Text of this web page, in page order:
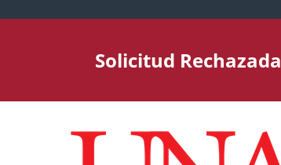
Solicitud Rechazada